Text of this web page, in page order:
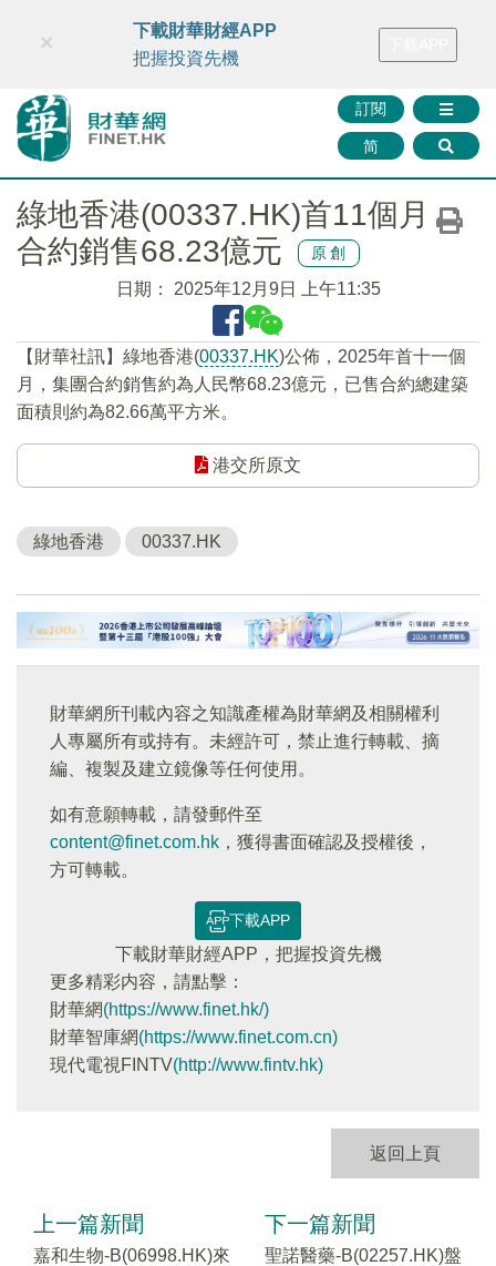
財華智庫網 FINTV FINMETA 財華證券 媒體矩陣
訂閱
简
×
下載財華財經APP
把握投資先機
綠地香港(00337.HK)首11個月
合約銷售68.23億元
原創
日期： 2025年12月9日 上午11:35
【財華社訊】綠地香港(00337.HK)公佈，2025年首十一個
月，集團合約銷售約為人民幣68.23億元，已售合約總建築
面積則約為82.66萬平方米。
港交所原文
綠地香港 00337.HK
財華網所刊載內容之知識產權為財華網及相關權利
人專屬所有或持有。未經許可，禁止進行轉載、摘
編、複製及建立鏡像等任何使用。
如有意願轉載，請發郵件至
content@finet.com.hk ，獲得書面確認及授權後，
方可轉載。
下載APP
下載財華財經APP，把握投資先機
更多精彩内容，請點擊：
財華網(https://www.finet.hk/)
財華智庫網(https://www.finet.com.cn)
現代電視FINTV(http://www.fintv.hk)
返回上頁
上一篇新聞
嘉和生物-B(06998.HK)來
下一篇新聞
聖諾醫藥-B(02257.HK)盤